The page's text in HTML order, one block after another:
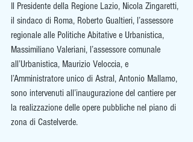
Il Presidente della Regione Lazio, Nicola Zingaretti,
il sindaco di Roma, Roberto Gualtieri, l’assessore
regionale alle Politiche Abitative e Urbanistica,
Massimiliano Valeriani, l’assessore comunale
all’Urbanistica, Maurizio Veloccia, e
l’Amministratore unico di Astral, Antonio Mallamo,
sono intervenuti all’inaugurazione del cantiere per
la realizzazione delle opere pubbliche nel piano di
zona di Castelverde.